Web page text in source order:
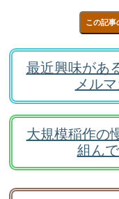
この記事
最近興味があ
メル
大規模稲作の
組ん